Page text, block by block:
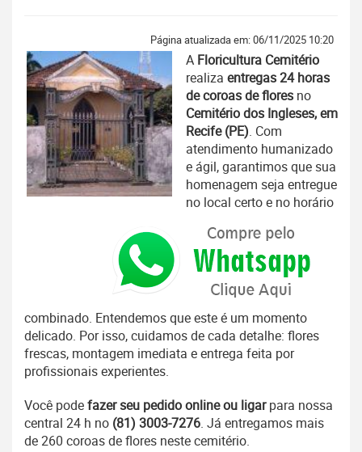
Página atualizada em: 06/11/2025 10:20
A Floricultura Cemitério
realiza entregas 24 horas
de coroas de flores no
Cemitério dos Ingleses, em
Recife (PE). Com
atendimento humanizado
e ágil, garantimos que sua
homenagem seja entregue
no local certo e no horário
combinado. Entendemos que este é um momento
delicado. Por isso, cuidamos de cada detalhe: flores
frescas, montagem imediata e entrega feita por
profissionais experientes.
Você podefazer seu pedido online ou ligarpara nossa
central 24 h no (81) 3003-7276. Já entregamos mais
de 260 coroas de flores neste cemitério.